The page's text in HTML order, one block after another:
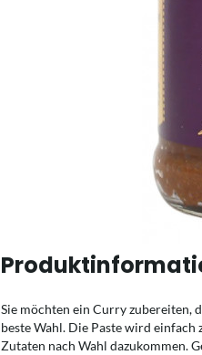
Sie möchten ein Curry zubereiten,
beste Wahl. Die Paste wird
Zutaten nach Wahl dazukommen.